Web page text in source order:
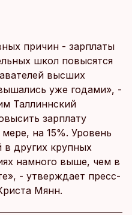
причин - зарплаты
школ повысятся
высших
уже годами», -
Таллиннский
зарплату
на 15%. Уровень
в других крупных
намного выше, чем в
- утверждает пресс-
Мянн.